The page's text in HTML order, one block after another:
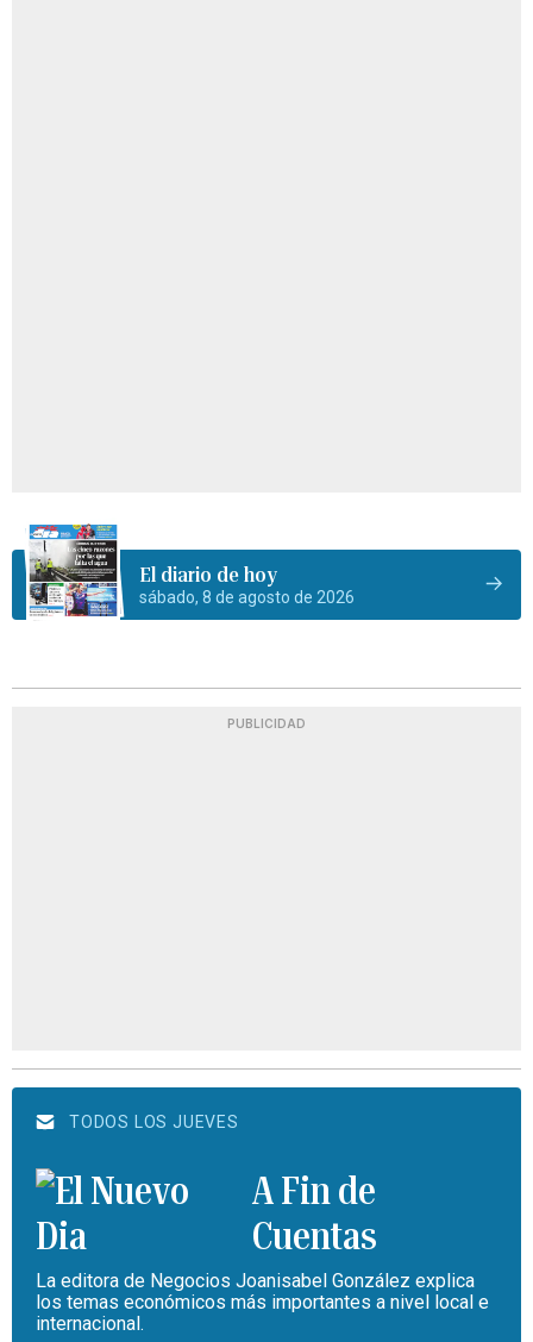
El diario de hoy
sábado, 8 de agosto de 2026
PUBLICIDAD
TODOS LOS JUEVES
A Fin de
Cuentas
La editora de Negocios Joanisabel González explica
los temas económicos más importantes a nivel local e
internacional.